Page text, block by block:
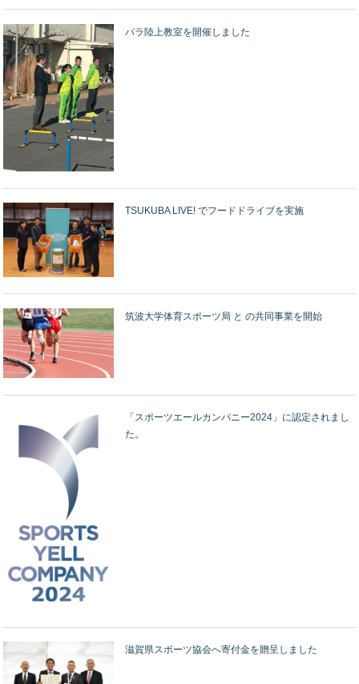
パラ陸上教室を開催しました
TSUKUBA LIVE! でフードドライブを実施
筑波大学体育スポーツ局 と の共同事業を開始
「スポーツエールカンパニー2024」に認定されまし
た。
滋賀県スポーツ協会へ寄付金を贈呈しました